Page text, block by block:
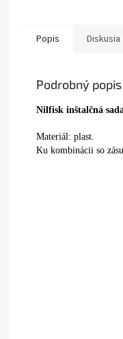
Popis Diskusia
Podrobný popis
Nilfisk inštalčná
Materiál: plast.
Ku kombinácii so